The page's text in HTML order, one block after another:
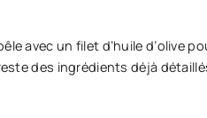
avec un filet d’huile d’olive
des ingrédients déjà